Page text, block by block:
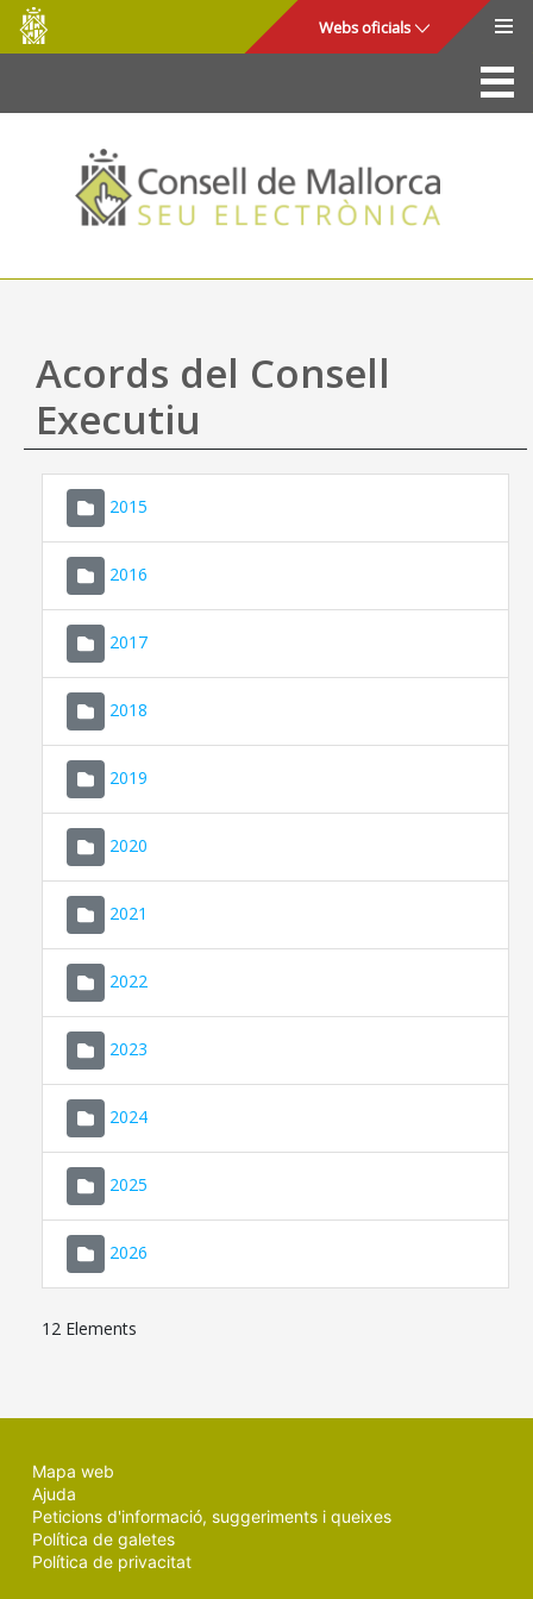
Salta al contingut principal
Consell
de
Mallorca
Webs oficials
La Seu
Consell de Mallorca
Accés i seguretat
Utilitats
Ajuda
Acords del Consell
Executiu
2015
2016
2017
2018
2019
2020
2021
2022
2023
2024
2025
2026
12 Elements
Mapa web
Ajuda
Peticions d'informació, suggeriments i queixes
Política de galetes
Política de privacitat